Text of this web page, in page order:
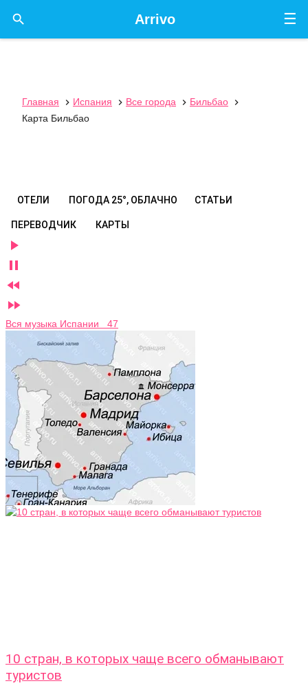
☰
Arrivo

Главная  Испания  Все города  Бильбао

Карта Бильбао
ОТЕЛИ ПОГОДА 25°, ОБЛАЧНО СТАТЬИ
ПЕРЕВОДЧИК КАРТЫ




Вся музыка Испании 47
10 стран, в которых чаще всего обманывают
туристов